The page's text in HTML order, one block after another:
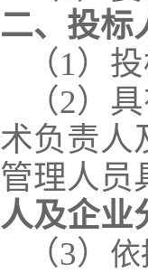
二、投标
（1）
（2）
术负责人
管理人员
人及企业
（3）